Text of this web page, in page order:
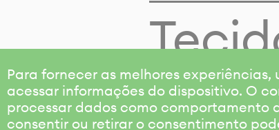
Para fornecer as melhores
acessar informações do dispositivo. O
processar dados como comportamento
consentir ou retirar o consentimento